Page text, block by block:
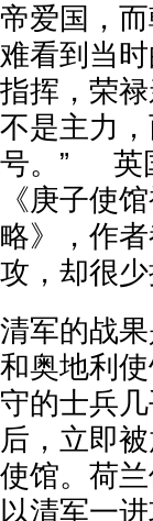
帝爱国，
难看到当
指挥，荣
不是主力
号。” 英
《庚子使
略》，作
攻，却很少
清军的战
和奥地利
守的士兵
后，立即
使馆。荷
以清军一